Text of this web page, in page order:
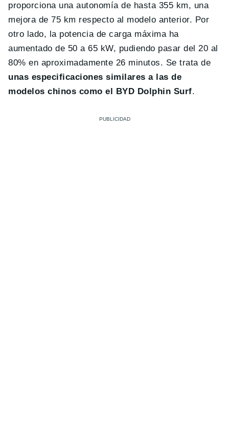
proporciona una autonomía de hasta 355 km, una
mejora de 75 km respecto al modelo anterior. Por
otro lado, la potencia de carga máxima ha
aumentado de 50 a 65 kW, pudiendo pasar del 20 al
80% en aproximadamente 26 minutos. Se trata de
unas especificaciones similares a las de
modelos chinos como el BYD Dolphin Surf.